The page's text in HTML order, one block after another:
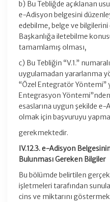
b) Bu Tebliğde açıklanan
e-Adisyon belgesini
edebilme, belge ve
Başkanlığa iletebilme
tamamlamış olması,
c) Bu Tebliğin “V.1.”
uygulamadan yararlanma
“Özel Entegratör Yöntemi”
Entegrasyon
esaslarına uygun şekilde e-
olmak için başvuruyu
gerekmektedir.
IV.12.3. e-Adisyon
Bulunması Gereken Bilgiler
Bu bölümde belirtilen
işletmeleri tarafından
cins ve miktarını